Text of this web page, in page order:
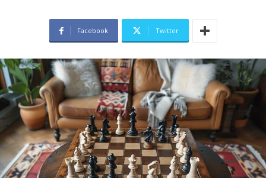
Facebook Twitter